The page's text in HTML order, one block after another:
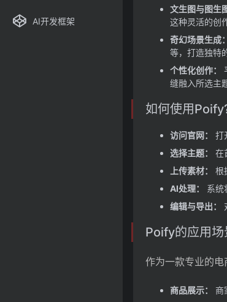
AI开发框架
文生图与图生
这种灵活的创
奇幻场景生成：
等，打造独特
个性化创作：
缝融入所选主
如何使用
访问官网：
打
选择主题：
在
上传素材：
根
AI处理：
系统
编辑与导出：
Poify的应用场
作为一款专业的电
商品展示：
商